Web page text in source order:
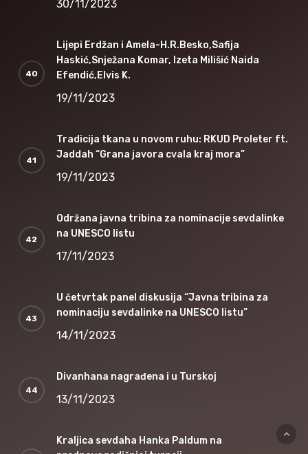
30/11/2023
Lijepi Erdžan i Amela-H.R.Besko,Safija
Haskić,Snježana Komar, Izeta Milišić Naida
Efendić,Elvis K.
19/11/2023
Tradicija tkana u novom ruhu: RKUD Proleter ft.
Jaddah “Grana javora cvala kraj mora”
19/11/2023
Održana javna tribina za nominacije sevdalinke
na UNESCO listu
17/11/2023
U četvrtak panel diskusija “Javna tribina za
nominaciju sevdalinke na UNESCO listu”
14/11/2023
Divanhana nagrađena i u Turskoj
13/11/2023
Kraljica sevdaha Hanka Paldum na